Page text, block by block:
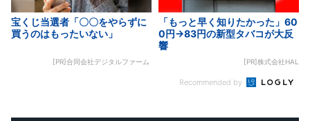
宝くじ当選者「〇〇をやらずに
買うのはもったいない」
[PR]合同会社デジタルファーム
「もっと早く知りたかった」60
0円→83円の新型タバコが大反
響
[PR]株式会社HAL
Recommended by